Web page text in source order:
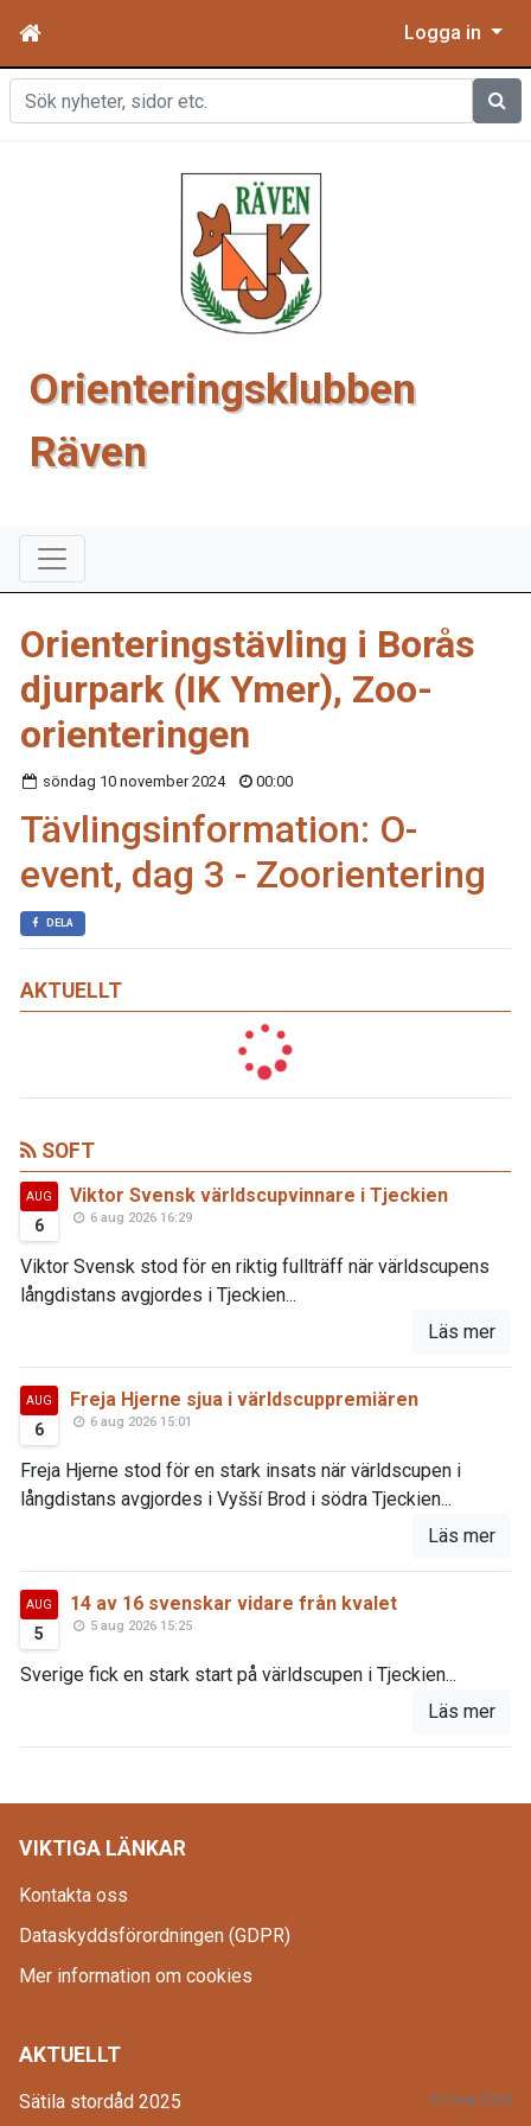
Logga in
Sök
Orienteringsklubben
Räven
AKTUELLT
Orienteringstävling i Borås
djurpark (IK Ymer), Zoo-
orienteringen
söndag 10 november 2024 00:00
Tävlingsinformation: O-
event, dag 3 - Zoorientering
DELA
SOFT
AUG
6
Viktor Svensk världscupvinnare i Tjeckien
6 aug 2026 16:29
Viktor Svensk stod för en riktig fullträff när världscupens
långdistans avgjordes i Tjeckien...
Läs mer
AUG
6
Freja Hjerne sjua i världscuppremiären
6 aug 2026 15:01
Freja Hjerne stod för en stark insats när världscupen i
långdistans avgjordes i Vyšší Brod i södra Tjeckien...
Läs mer
AUG
5
14 av 16 svenskar vidare från kvalet
5 aug 2026 15:25
Sverige fick en stark start på världscupen i Tjeckien...
Läs mer
VIKTIGA LÄNKAR
Kontakta oss
Dataskyddsförordningen (GDPR)
Mer information om cookies
AKTUELLT
Sätila stordåd 2025 31 maj 2026